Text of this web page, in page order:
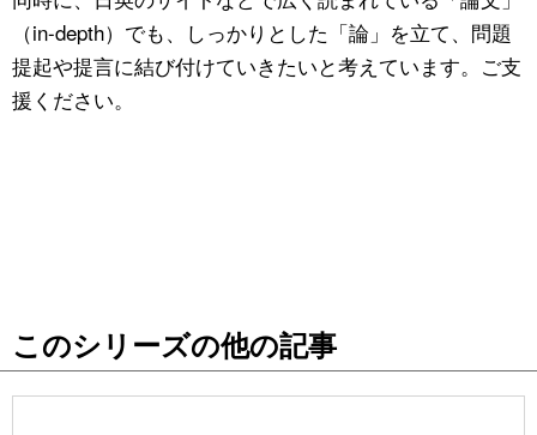
（in-depth）でも、しっかりとした「論」を立て、問題
提起や提言に結び付けていきたいと考えています。ご支
援ください。
このシリーズの他の記事